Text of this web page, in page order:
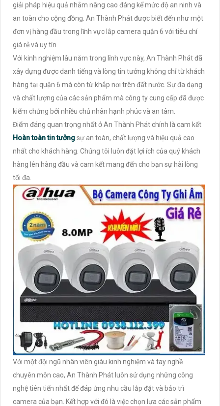
giải pháp hiệu quả nhằm nâng cao đáng kể mức độ an ninh và
an toàn cho cộng đồng. An Thành Phát được biết đến như một
đơn vị hàng đầu trong lĩnh vực lắp camera quận 6 với tiêu chí
giá rẻ và uy tín.
Với kinh nghiệm lâu năm trong lĩnh vực này, An Thành Phát đã
xây dựng được danh tiếng và lòng tin tưởng không chỉ từ khách
hàng tại quận 6 mà còn từ khắp nơi trên đất nước. Sự đa dạng
và chất lượng của các sản phẩm mà công ty cung cấp đã được
kiểm chứng bởi nhiều chủ nhân hạnh phúc và an tâm.
Điểm đáng quan trọng nhất ở An Thành Phát chính là cam kết
Hoàn toàn tin tưởngsự an toàn, chất lượng và hiệu quả cao
nhất cho khách hàng. Chúng tôi luôn đặt lợi ích của quý khách
hàng lên hàng đầu và cam kết mang đến cho bạn sự hài lòng
tối đa.
Với một đội ngũ nhân viên giàu kinh nghiệm và tay nghề
chuyên môn cao, An Thành Phát luôn sử dụng những công
nghệ tiên tiến nhất để đáp ứng nhu cầu lắp đặt và bảo trì
camera của bạn. Kết hợp với đó là việc chọn lựa các sản phẩm